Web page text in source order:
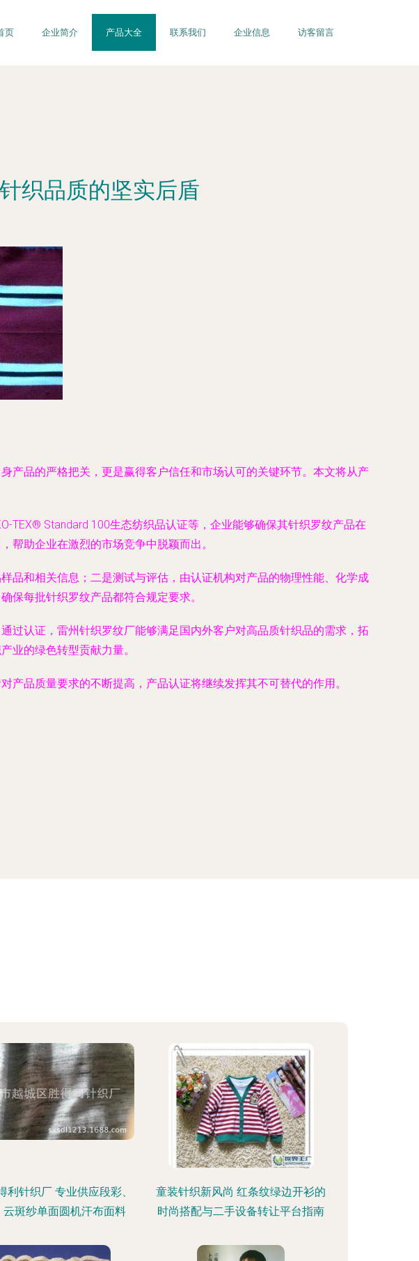
页 企业简介 产品大全 联系我们 企业信息 访客留言
织品质的坚实后盾
产品的严格把关，更是赢得客户信任和市场认可的关键环节。本文将从产
TEX® Standard 100生态纺织品认证等，企业能够确保其针织罗纹产品在
帮助企业在激烈的市场竞争中脱颖而出。
品和相关信息；二是测试与评估，由认证机构对产品的物理性能、化学成
保每批针织罗纹产品都符合规定要求。
过认证，雷州针织罗纹厂能够满足国内外客户对高品质针织品的需求，拓
业的绿色转型贡献力量。
品质量要求的不断提高，产品认证将继续发挥其不可替代的作用。
利针织厂 专业供应段彩、
云斑纱单面圆机汗布面料
童装针织新风尚 红条纹绿边开衫的
时尚搭配与二手设备转让平台指南